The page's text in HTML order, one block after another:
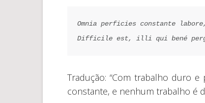
Omnia perficies constante
Difficile est, illi qui bené
Tradução: “Com trabalho duro
constante, e nenhum trabalho é